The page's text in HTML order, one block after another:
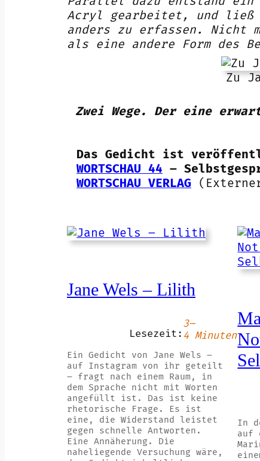
Acryl gearbeitet, und ließ
anders zu erfassen. Nicht
als eine andere Form des
Zu
Zwei Wege. Der eine
Das Gedicht ist
WORTSCHAU 44 –
WORTSCHAU VERLAG
Jane Wels – Lilith
Lesezeit:
3–
4 Minuten
Ein Gedicht von Jane Wels –
auf Instagram von ihr geteilt
– fragt nach einem Raum, in
dem Sprache nicht mit Worten
angefüllt ist. Das ist keine
rhetorische Frage. Es ist
eine, die Widerstand leistet
gegen schnelle Antworten.
Eine Annäherung. Die
naheliegende Versuchung wäre,
In
auf